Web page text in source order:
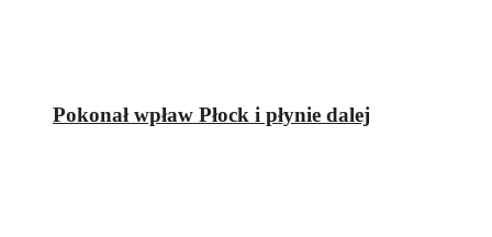
Pokonał wpław Płock i płynie dalej